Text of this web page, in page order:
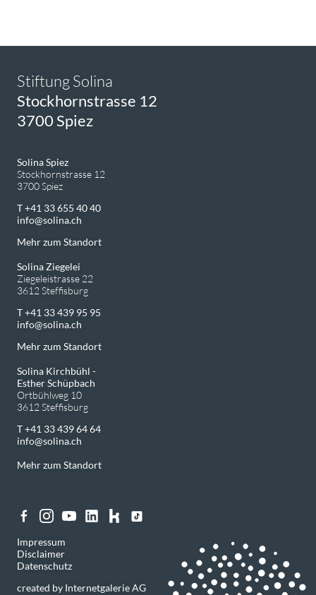
Stiftung Solina
Stockhornstrasse 12
3700 Spiez
Solina Spiez
Stockhornstrasse 12
3700 Spiez
T +41 33 655 40 40
info
solina.ch
Mehr zum Standort
Solina Ziegelei
Ziegeleistrasse 22
3612 Steffisburg
T +41 33 439 95 95
info
solina.ch
Mehr zum Standort
Solina Kirchbühl -
Esther Schüpbach
Ortbühlweg 10
3612 Steffisburg
T +41 33 439 64 64
info
solina.ch
Mehr zum Standort
Impressum
Disclaimer
Datenschutz
created by Internetgalerie AG